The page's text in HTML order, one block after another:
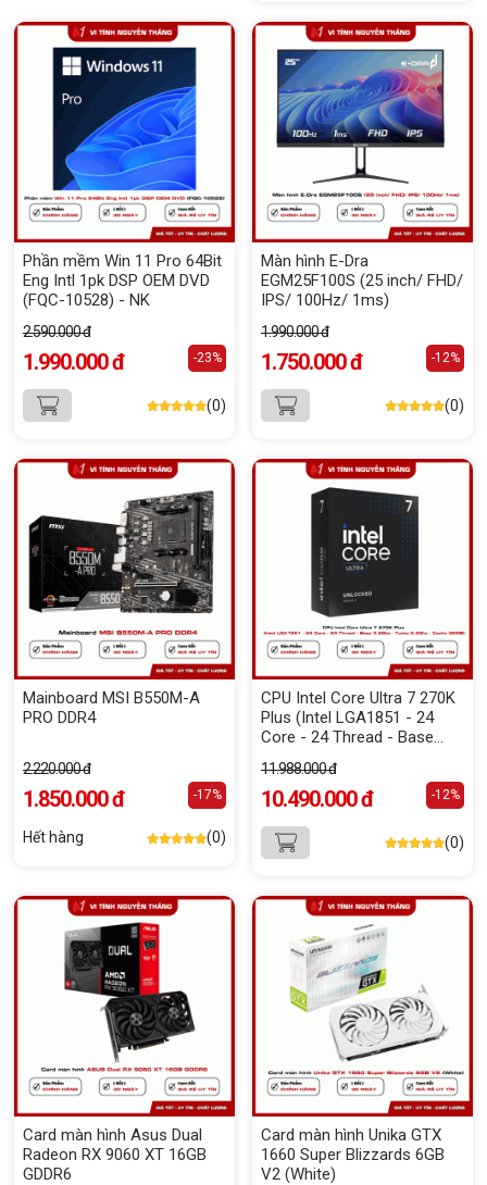
Phần mềm Win 11 Pro 64Bit
Eng Intl 1pk DSP OEM DVD
(FQC-10528) - NK
2.590.000 đ
1.990.000 đ -23%
(0)
Màn hình E-Dra
EGM25F100S (25 inch/ FHD/
IPS/ 100Hz/ 1ms)
1.990.000 đ
1.750.000 đ -12%
(0)
Mainboard MSI B550M-A
PRO DDR4
2.220.000 đ
1.850.000 đ -17%
Hết hàng (0)
CPU Intel Core Ultra 7 270K
Plus (Intel LGA1851 - 24
Core - 24 Thread - Base
Cache 36MB)- Box Chính
Hãng
11.988.000 đ
10.490.000 đ -12%
(0)
Card màn hình Asus Dual
Radeon RX 9060 XT 16GB
GDDR6
Card màn hình Unika GTX
1660 Super Blizzards 6GB
V2 (White)